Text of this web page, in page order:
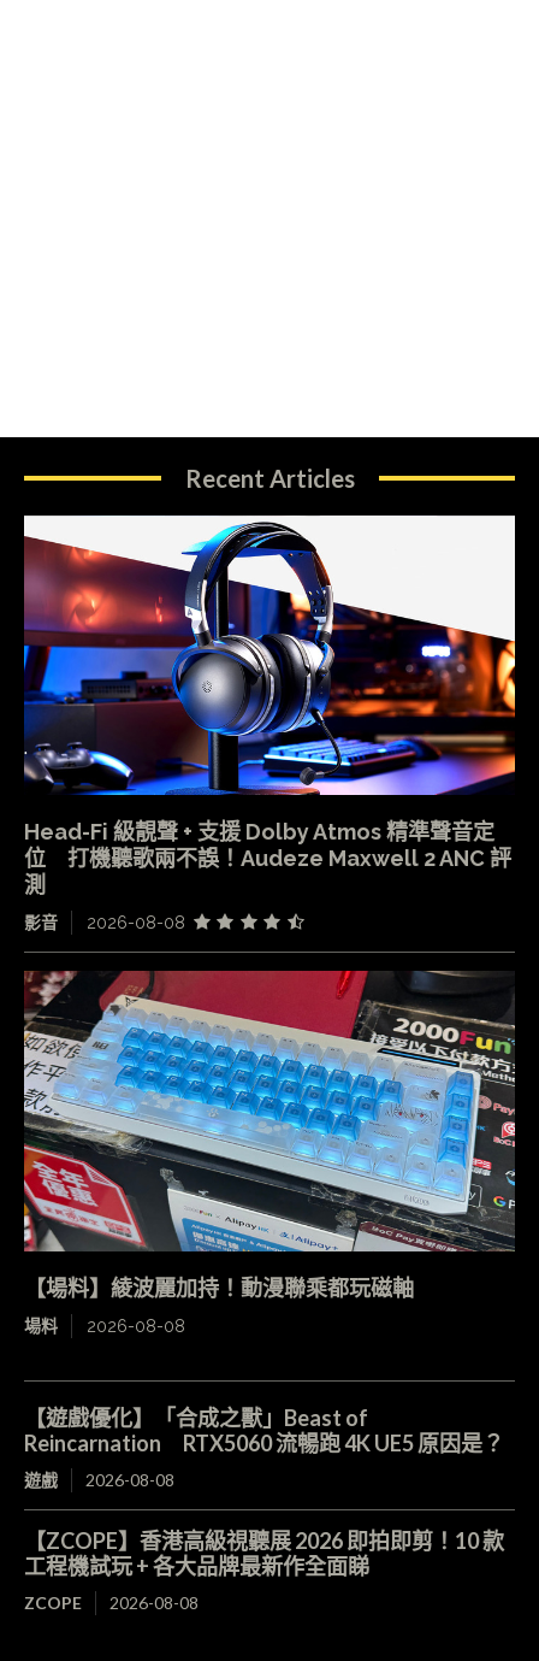
Recent Articles
Head-Fi 級靚聲 + 支援 Dolby Atmos 精準聲音定
位 打機聽歌兩不誤！Audeze Maxwell 2 ANC 評
測
影音 2026-08-08
【場料】綾波麗加持！動漫聯乘都玩磁軸
場料 2026-08-08
【遊戲優化】「合成之獸」Beast of
Reincarnation RTX5060 流暢跑 4K UE5 原因是？
遊戲 2026-08-08
【ZCOPE】香港高級視聽展 2026 即拍即剪！10 款
工程機試玩 + 各大品牌最新作全面睇
ZCOPE 2026-08-08